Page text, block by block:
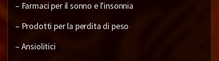
– Farmaci per il sonno e l'insonnia
– Prodotti per la perdita di peso
– Ansiolitici